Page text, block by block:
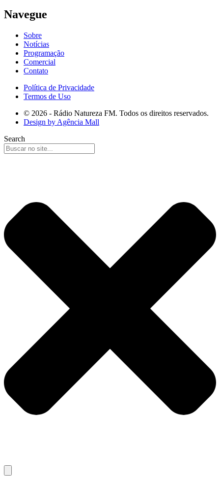
Navegue
Sobre
Notícias
Programação
Comercial
Contato
Política de Privacidade
Termos de Uso
© 2026 - Rádio Natureza FM. Todos os direitos reservados.
Design by Agência Mall
Search